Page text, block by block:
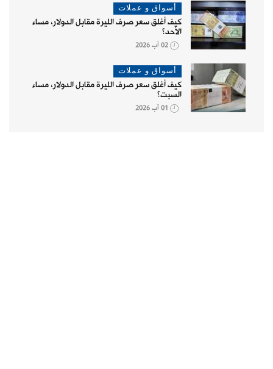
أسواق و عملات
كيف أغلق سعر صرف الليرة مقابل الدولار، مساء
الأحد؟
02 آب 2026
أسواق و عملات
كيف أغلق سعر صرف الليرة مقابل الدولار، مساء
السبت؟
01 آب 2026